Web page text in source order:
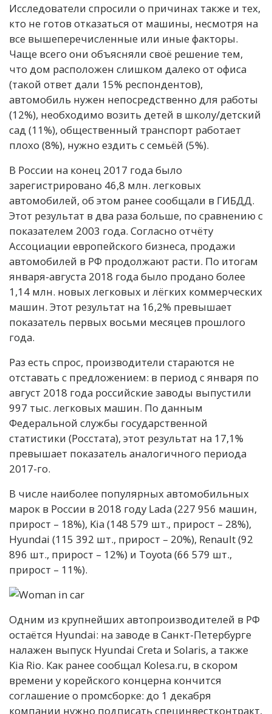
Исследователи спросили о причинах также и тех,
кто не готов отказаться от машины, несмотря на
все вышеперечисленные или иные факторы.
Чаще всего они объясняли своё решение тем,
что дом расположен слишком далеко от офиса
(такой ответ дали 15% респондентов),
автомобиль нужен непосредственно для работы
(12%), необходимо возить детей в школу/детский
сад (11%), общественный транспорт работает
плохо (8%), нужно ездить с семьёй (5%).
В России на конец 2017 года было
зарегистрировано 46,8 млн. легковых
автомобилей, об этом ранее сообщали в ГИБДД.
Этот результат в два раза больше, по сравнению с
показателем 2003 года. Согласно отчёту
Ассоциации европейского бизнеса, продажи
автомобилей в РФ продолжают расти. По итогам
января-августа 2018 года было продано более
1,14 млн. новых легковых и лёгких коммерческих
машин. Этот результат на 16,2% превышает
показатель первых восьми месяцев прошлого
года.
Раз есть спрос, производители стараются не
отставать с предложением: в период с января по
август 2018 года российские заводы выпустили
997 тыс. легковых машин. По данным
Федеральной службы государственной
статистики (Росстата), этот результат на 17,1%
превышает показатель аналогичного периода
2017-го.
В числе наиболее популярных автомобильных
марок в России в 2018 году Lada (227 956 машин,
прирост – 18%), Kia (148 579 шт., прирост – 28%),
Hyundai (115 392 шт., прирост – 20%), Renault (92
896 шт., прирост – 12%) и Toyota (66 579 шт.,
прирост – 11%).
Одним из крупнейших автопроизводителей в РФ
остаётся Hyundai: на заводе в Санкт-Петербурге
налажен выпуск Hyundai Creta и Solaris, а также
Kia Rio. Как ранее сообщал Kolesa.ru, в скором
времени у корейского концерна кончится
соглашение о промсборке: до 1 декабря
компании нужно подписать специнвестконтракт,